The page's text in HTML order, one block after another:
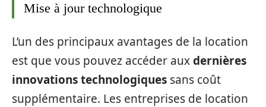
Mise à jour technologique
L’un des principaux avantages de la location
est que vous pouvez accéder auxdernières
innovations technologiques sans coût
supplémentaire. Les entreprises de location